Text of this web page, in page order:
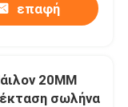
επαφή
20MM
σωλήνα